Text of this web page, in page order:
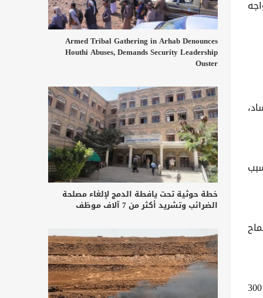
كشرط للسماح
أفادت مصادر مطلعة أن بعض الألوية، التي يقدر عدد أفرادها بين 3 و4 آلاف جندي، لا يزيد عدد الجنود الفعليين فيها عن 300
Armed Tribal Gathering in Arhab Denounces
Houthi Abuses, Demands Security Leadership
Ouster
خطة حوثية تحت يافطة الدمج لإلغاء مصلحة
الضرائب وتشريد أكثر من 7 آلاف موظف